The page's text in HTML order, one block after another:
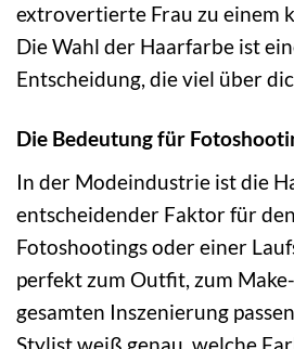
extrovertierte Frau zu einem
Die Wahl der Haarfarbe ist
Entscheidung, die viel über
Die Bedeutung für
In der Modeindustrie ist die
entscheidender Faktor für
Fotoshootings oder einer
perfekt zum Outfit, zum
gesamten Inszenierung
Stylist weiß genau, welche